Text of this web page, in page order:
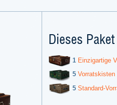
Dieses
1 Einzigartige
5 Vorratskisten
5 Standard-